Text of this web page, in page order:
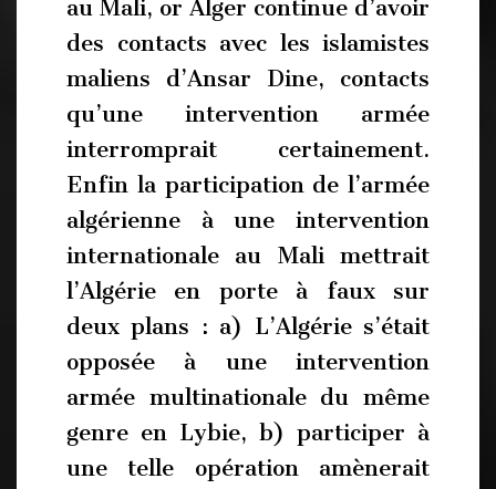
au Mali, or Alger continue d’avoir
des contacts avec les islamistes
maliens d’Ansar Dine, contacts
qu’une intervention armée
interromprait certainement.
Enfin la participation de l’armée
algérienne à une intervention
internationale au Mali mettrait
l’Algérie en porte à faux sur
deux plans : a) L’Algérie s’était
opposée à une intervention
armée multinationale du même
genre en Lybie, b) participer à
une telle opération amènerait